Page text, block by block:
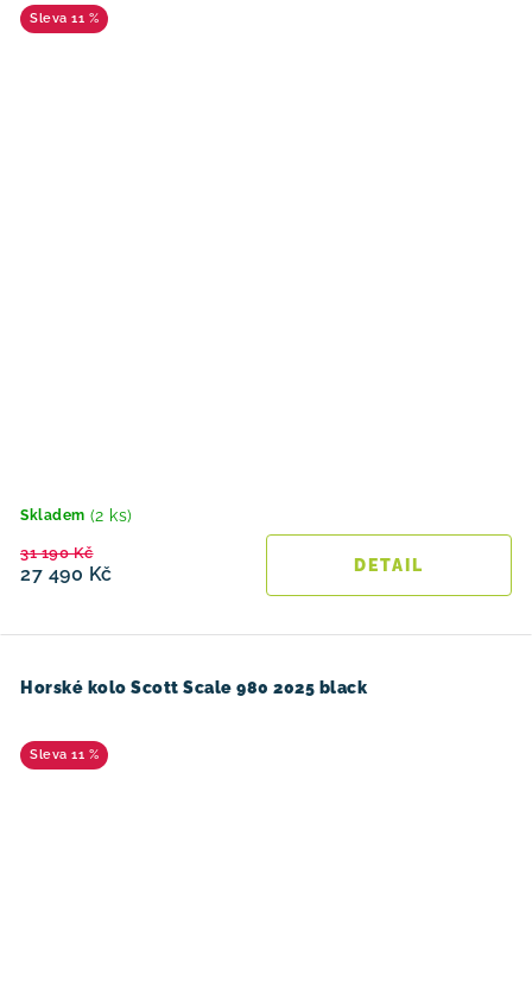
11 %
Skladem (2 ks)
27 490 Kč
31 190 Kč
Horské kolo Scott Scale 980 2025 black
11 %